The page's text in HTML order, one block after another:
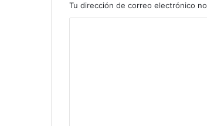
Tu dirección de correo electrónico